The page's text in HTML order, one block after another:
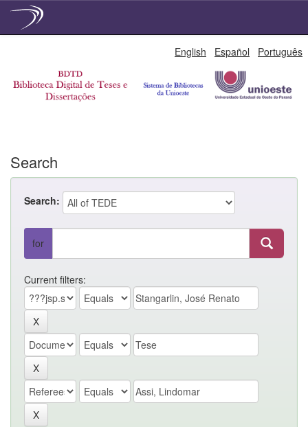
English Español Português
Search
Search:
for
Current filters: